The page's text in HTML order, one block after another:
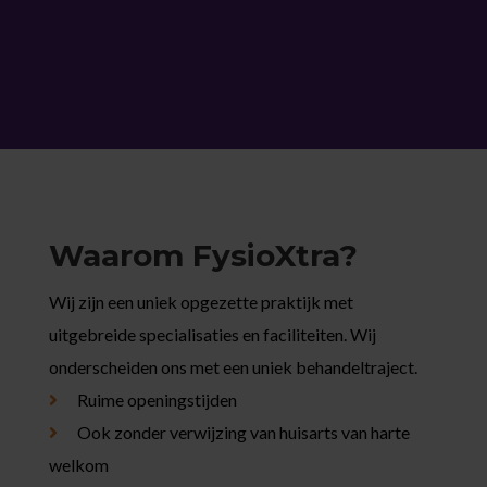
Waarom FysioXtra?
Wij zijn een uniek opgezette praktijk met
uitgebreide specialisaties en faciliteiten. Wij
onderscheiden ons met een uniek behandeltraject.
Ruime openingstijden
Ook zonder verwijzing van huisarts van harte
welkom